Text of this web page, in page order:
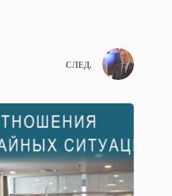
СЛЕД.